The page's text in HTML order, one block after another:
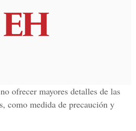
ofrecer mayores detalles de las
como medida de precaución y